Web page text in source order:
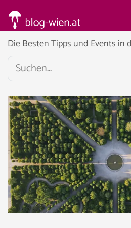
Die Besten Tipps und Events in